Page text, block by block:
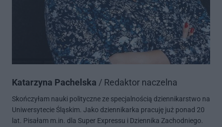
Katarzyna Pachelska / Redaktor naczelna
Skończyłam nauki polityczne ze specjalnością dziennikarstwo na
Uniwersytecie Śląskim. Jako dziennikarka pracuję już ponad 20
lat. Pisałam m.in. dla Super Expressu i Dziennika Zachodniego.